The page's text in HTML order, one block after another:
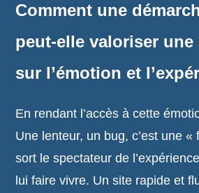
Comment une
peut-elle valoriser une
sur l’émotion et
En rendant l’accès à cette
Une lenteur, un bug, c’est une «
sort le spectateur de
lui faire vivre. Un site rapide et